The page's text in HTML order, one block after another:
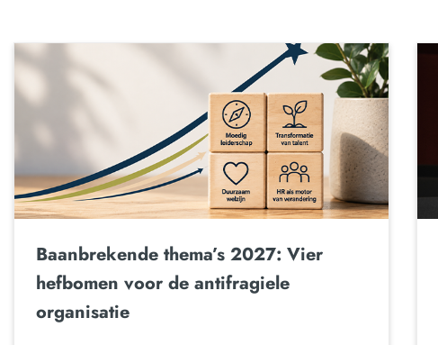
Baanbrekende thema’s 2027: Vier
hefbomen voor de antifragiele
organisatie